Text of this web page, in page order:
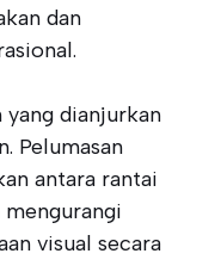
dan
yang dianjurkan
Pelumasan
antara rantai
visual secara